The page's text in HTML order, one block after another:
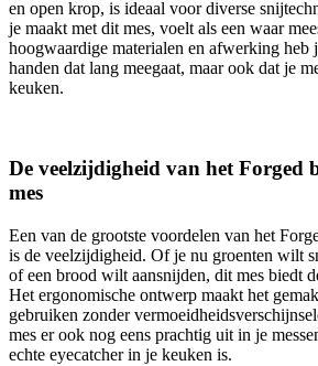
en open krop, is ideaal voor diverse
je maakt met dit mes, voelt als een waar
hoogwaardige materialen en afwerking heb
handen dat lang meegaat, maar ook dat je
keuken.
De veelzijdigheid van het Forged
mes
Een van de grootste voordelen van het
is de veelzijdigheid. Of je nu groenten wilt
of een brood wilt aansnijden, dit mes biedt
Het ergonomische ontwerp maakt het
gebruiken zonder
mes er ook nog eens prachtig uit in je
echte eyecatcher in je keuken is.